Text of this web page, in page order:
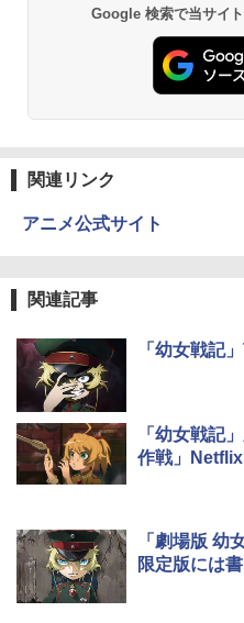
Google 検索で当サイ
関連リンク
アニメ公式サイト
関連記事
「幼女戦記
「幼女戦記
作戦」
「劇場版 幼
限定版には